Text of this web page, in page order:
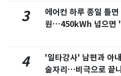
3
에어컨 하루 종일 틀
원…450kWh 넘으면
4
'일타강사' 남편과 아
술자리…비극으로 끝